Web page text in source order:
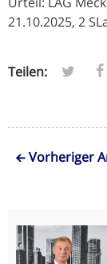
21.10.2025, 2
Teilen:
Vorheriger